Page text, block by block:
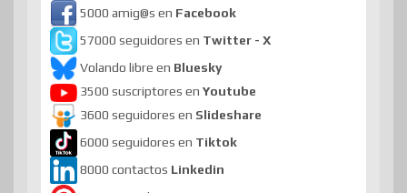
5000 amig@s en Facebook
57000 seguidores en Twitter - X
Volando libre en Bluesky
3500 suscriptores en Youtube
3600 seguidores en Slideshare
6000 seguidores en Tiktok
8000 contactos Linkedin